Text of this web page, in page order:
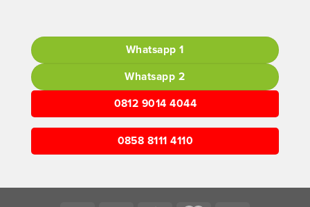
Whatsapp 1
Whatsapp 2
0812 9014 4044
0858 8111 4110